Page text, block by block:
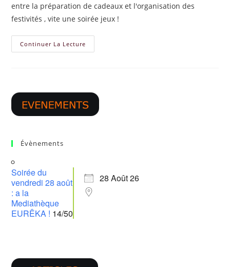
entre la préparation de cadeaux et l'organisation des
festivités , vite une soirée jeux !
Continuer La Lecture
Jeux
Évènements
Soirée du
vendredi 28 août
: a la
Mediathèque
EURÊKA ! 14/50
28 Août 26